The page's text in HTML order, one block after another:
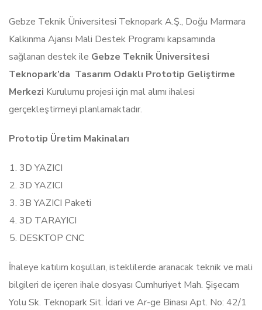
Gebze Teknik Üniversitesi Teknopark A.Ş., Doğu Marmara
Kalkınma Ajansı Mali Destek Programı kapsamında
sağlanan destek ile Gebze Teknik Üniversitesi
Teknopark’da Tasarım Odaklı Prototip Geliştirme
Merkezi Kurulumu projesi için mal alımı ihalesi
gerçekleştirmeyi planlamaktadır.
Prototip Üretim Makinaları
3D YAZICI
3D YAZICI
3B YAZICI Paketi
3D TARAYICI
DESKTOP CNC
İhaleye katılım koşulları, isteklilerde aranacak teknik ve mali
bilgileri de içeren ihale dosyası Cumhuriyet Mah. Şişecam
Yolu Sk. Teknopark Sit. İdari ve Ar-ge Binası Apt. No: 42/1